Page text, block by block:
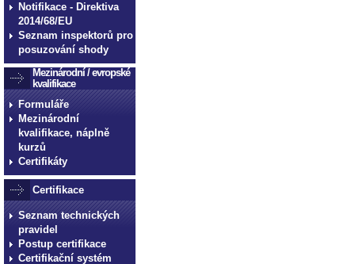
Notifikace - Direktiva
2014/68/EU
Seznam inspektorů pro
posuzování shody
Mezinárodní / evropské
kvalifikace
Formuláře
Mezinárodní
kvalifikace, náplně
kurzů
Certifikáty
Certifikace
Seznam technických
pravidel
Postup certifikace
Certifikační systém